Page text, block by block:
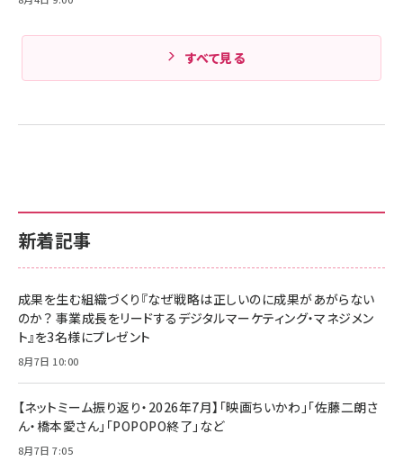
新着記事
成果を生む組織づくり『なぜ戦略は正しいのに成果があがらない
のか？ 事業成長をリードするデジタルマーケティング・マネジメン
ト』を3名様にプレゼント
8月7日 10:00
【ネットミーム振り返り・2026年7月】「映画ちいかわ」「佐藤二朗さ
ん・橋本愛さん」「POPOPO終了」など
8月7日 7:05
すべて見る